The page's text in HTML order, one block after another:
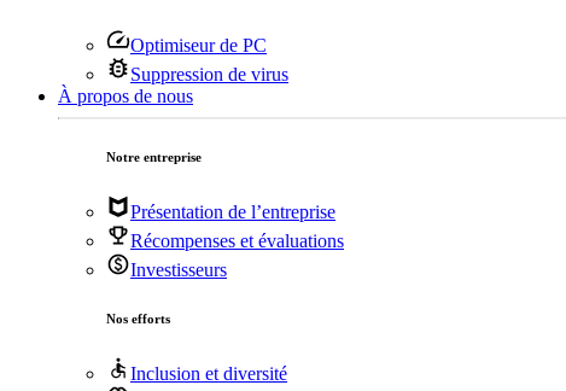
Optimiseur de PC
Suppression de virus
À propos de nous
Notre entreprise
Présentation de l’entreprise
Récompenses et évaluations
Investisseurs
Nos efforts
Inclusion et diversité